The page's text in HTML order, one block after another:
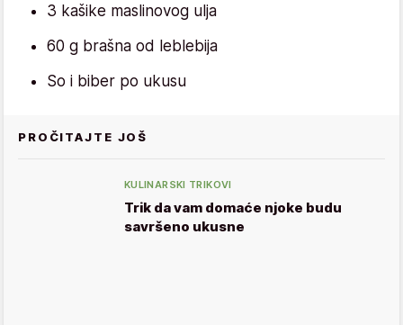
3 kašike maslinovog ulja
60 g brašna od leblebija
So i biber po ukusu
PROČITAJTE JOŠ
KULINARSKI TRIKOVI
Trik da vam domaće njoke budu
savršeno ukusne